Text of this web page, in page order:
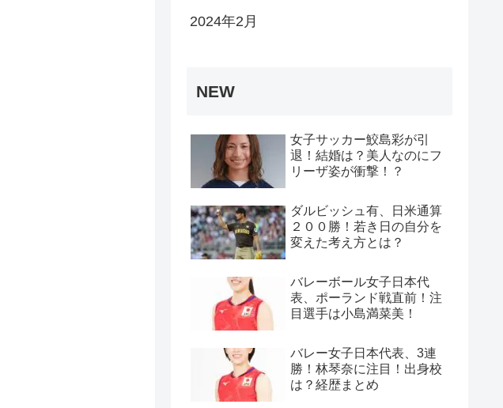
2024年2月
NEW
女子サッカー鮫島彩が引
退！結婚は？美人なのにフ
リーザ姿が衝撃！？
ダルビッシュ有、日米通算
２００勝！若き日の自分を
変えた考え方とは？
バレーボール女子日本代
表、ポーランド戦直前！注
目選手は小島満菜美！
バレー女子日本代表、3連
勝！林琴奈に注目！出身校
は？経歴まとめ